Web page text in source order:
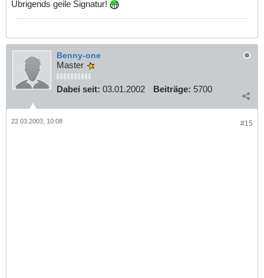
Übrigends geile Signatur!
Benny-one
Master
Dabei seit: 03.01.2002 Beiträge: 5700
#15
22.03.2003, 10:08